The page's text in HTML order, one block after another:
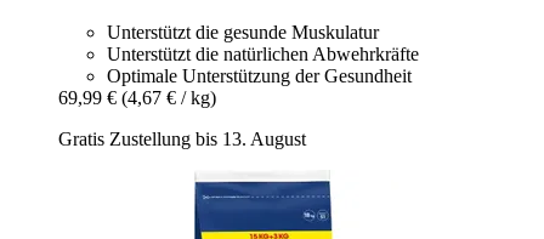
Unterstützt die gesunde Muskulatur
Unterstützt die natürlichen Abwehrkräfte
Optimale Unterstützung der Gesundheit
69,99 € (4,67 € / kg)
Gratis Zustellung bis 13. August